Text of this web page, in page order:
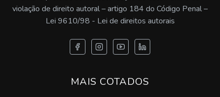
Emulsão de silicone antiespumante preço
Emulsão de silicone a venda
Aditivo floculante sp
violação de direito autoral – artigo 184 do Código Penal –
Lei 9610/98 - Lei de direitos autorais
MAIS COTADOS